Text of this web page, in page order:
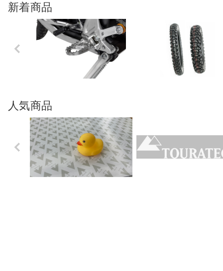
新着商品
Previo
us
人気商品
Previo
us